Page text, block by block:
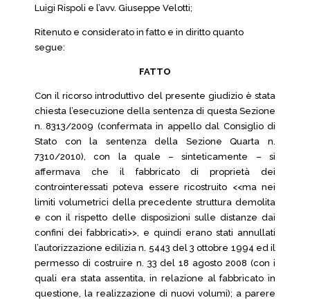
Luigi Rispoli e l’avv. Giuseppe Velotti;
Ritenuto e considerato in fatto e in diritto quanto
segue:
FATTO
Con il ricorso introduttivo del presente giudizio è stata
chiesta l’esecuzione della sentenza di questa Sezione
n. 8313/2009 (confermata in appello dal Consiglio di
Stato con la sentenza della Sezione Quarta n.
7310/2010), con la quale – sinteticamente – si
affermava che il fabbricato di proprietà dei
controinteressati poteva essere ricostruito <<ma nei
limiti volumetrici della precedente struttura demolita
e con il rispetto delle disposizioni sulle distanze dai
confini dei fabbricati>>, e quindi erano stati annullati
l’autorizzazione edilizia n. 5443 del 3 ottobre 1994 ed il
permesso di costruire n. 33 del 18 agosto 2008 (con i
quali era stata assentita, in relazione al fabbricato in
questione, la realizzazione di nuovi volumi); a parere